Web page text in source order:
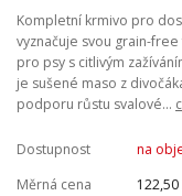
Kompletní krmivo pro
vyznačuje svou grain-
pro psy s citlivým
je sušené maso z
podporu růstu svalové...
Dostupnost
na
Měrná cena
122,50